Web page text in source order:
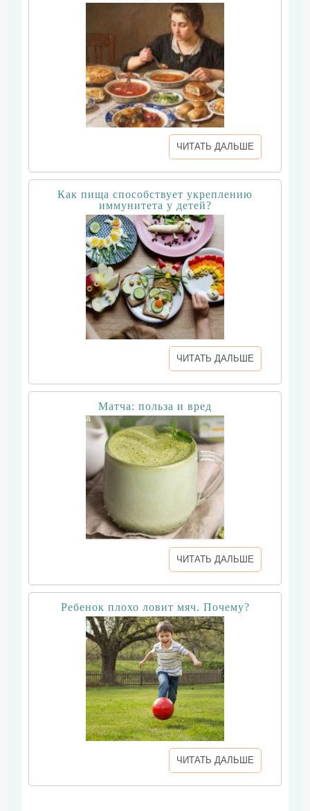
ЧИТАТЬ ДАЛЬШЕ
Как пища способствует укреплению
иммунитета у детей?
ЧИТАТЬ ДАЛЬШЕ
Матча: польза и вред
ЧИТАТЬ ДАЛЬШЕ
Ребенок плохо ловит мяч. Почему?
ЧИТАТЬ ДАЛЬШЕ